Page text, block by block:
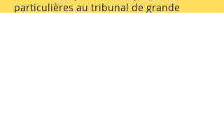
particulières au tribunal de grande